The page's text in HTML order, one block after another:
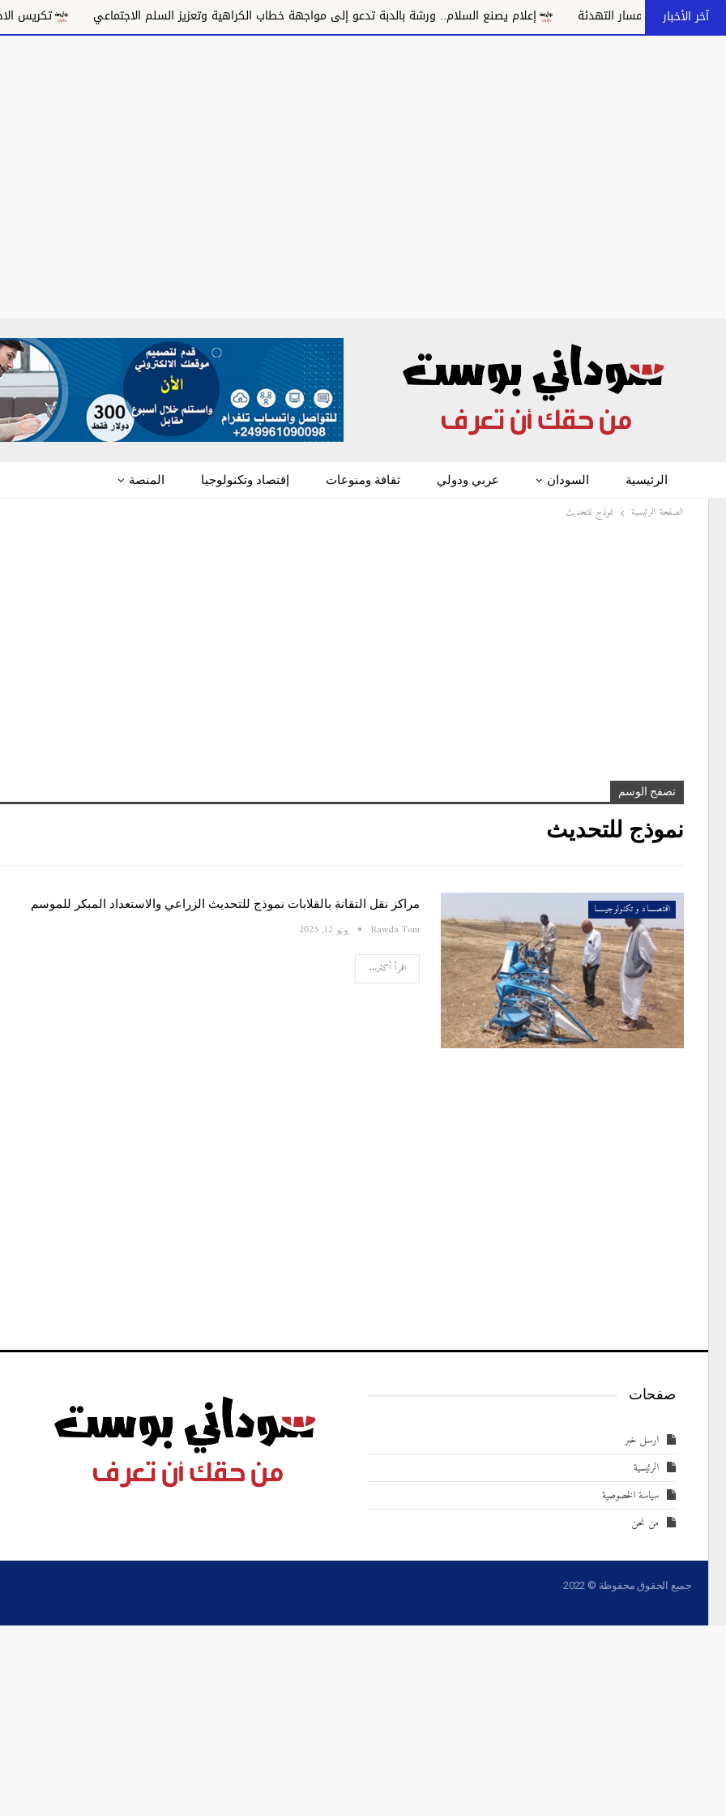
آخر الأخبارمسار التهدئة إعلام يصنع السلام.. ورشة بالدبة تدعو إلى مواجهة خطاب الكراهية وتعزيز السلم الاجتماعي تكريس الاحتلال
الرئيسية السودان عربي ودولي ثقافة ومنوعات إقتصاد وتكنولوجيا المنصة
الصفحة الرئيسية نموذج للتحديث
تصفح الوسم
نموذج للتحديث
اقتصــــاد و تكنولوجيـــــا مراكز نقل التقانة بالقلابات نموذج للتحديث الزراعي والاستعداد المبكر للموسم
Rawda Tom يونيو 12, 2025
اقرأ أكثر...
صفحات
ارسل خبر
الرئيسية
سياسة الخصوصية
من نحن
جميع الحقوق محفوظة © 2022